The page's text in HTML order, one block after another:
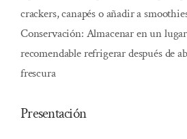
crackers, canapés o añadir a
Conservación: Almacenar en un
recomendable refrigerar después de
frescura​
Presentación